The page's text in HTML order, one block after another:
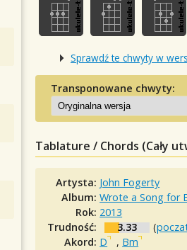
Sprawdź te chwyty w
Transponowane chwyty:
Tablature / Chords (Cały
Artysta: John Fogerty
Album:Wrote a Song for
Rok: 2013
Trudność:
3.33 (
Akord: D , Bm